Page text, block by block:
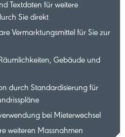
Textdaten für weitere
Sie direkt
Vermarktungsmittel für Sie zur
Gebäude und
durch Standardisierung für
bei Mieterwechsel
weiteren Massnahmen